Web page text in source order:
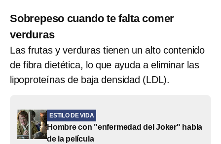
Sobrepeso cuando te falta comer
verduras
Las frutas y verduras tienen un alto contenido
de fibra dietética, lo que ayuda a eliminar las
lipoproteínas de baja densidad (LDL).
ESTILO DE VIDA
Hombre con "enfermedad del Joker" habla
de la película